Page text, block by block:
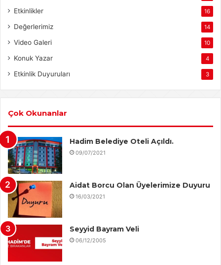
Etkinlikler 16
Değerlerimiz 14
Video Galeri 10
Konuk Yazar 4
Etkinlik Duyuruları 3
Çok Okunanlar
Hadim Belediye Oteli Açıldı.
09/07/2021
Aidat Borcu Olan Üyelerimize Duyuru
16/03/2021
Seyyid Bayram Veli
06/12/2005